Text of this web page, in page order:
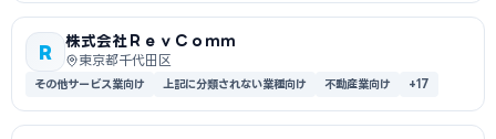
R
株式会社ＲｅｖＣｏｍｍ
東京都千代田区
その他サービス業向け 上記に分類されない業種向け 不動産業向け +17